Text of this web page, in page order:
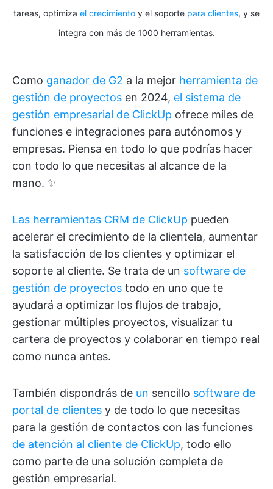
tareas, optimiza el crecimiento y el soporte para clientes, y se
integra con más de 1000 herramientas.
Como ganador de G2 a la mejor herramienta de
gestión de proyectos en 2024, el sistema de
gestión empresarial de ClickUp ofrece miles de
funciones e integraciones para autónomos y
empresas. Piensa en todo lo que podrías hacer
con todo lo que necesitas al alcance de la
mano. ✨
Las herramientas CRM de ClickUp pueden
acelerar el crecimiento de la clientela, aumentar
la satisfacción de los clientes y optimizar el
soporte al cliente. Se trata de un software de
gestión de proyectos todo en uno que te
ayudará a optimizar los flujos de trabajo,
gestionar múltiples proyectos, visualizar tu
cartera de proyectos y colaborar en tiempo real
como nunca antes.
También dispondrás de un sencillo software de
portal de clientes y de todo lo que necesitas
para la gestión de contactos con las funciones
de atención al cliente de ClickUp, todo ello
como parte de una solución completa de
gestión empresarial.